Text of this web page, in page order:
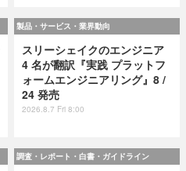
製品・サービス・業界動向
スリーシェイクのエンジニア
4 名が翻訳『実践 プラットフ
ォームエンジニアリング』8 /
24 発売
2026.8.7 Fri 8:00
調査・レポート・白書・ガイドライン